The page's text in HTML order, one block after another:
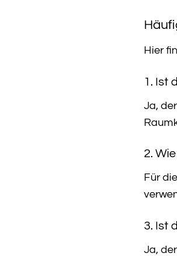
Hier
1. Ist
Ja,
2.
Für
3. Ist
Ja,